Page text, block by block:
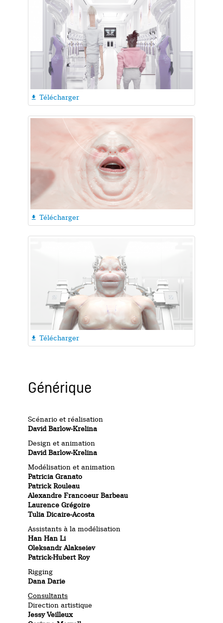
 Télécharger
 Télécharger
 Télécharger
Générique
Scénario et réalisation
David Barlow-Krelina
Design et animation
David Barlow-Krelina
Modélisation et animation
Patricia Granato
Patrick Rouleau
Alexandre Francoeur Barbeau
Laurence Grégoire
Tulia Dicaire-Acosta
Assistants à la modélisation
Han Han Li
Oleksandr Alakseiev
Patrick-Hubert Roy
Rigging
Dana Darie
Consultants
Direction artistique
Jessy Veilleux